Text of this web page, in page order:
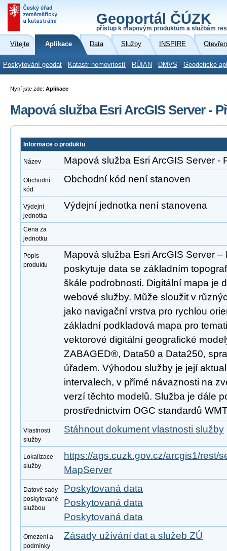
Geoportál ČÚZK
přístup k mapovým produktům a službám
Vítejte Aplikace Data Služby INSPIRE
Poskytování geodat Katastr nemovitostí RÚIAN DMVS Geodetické
Nyní jste zde: Aplikace
Mapová služba Esri ArcGIS Server -
Informace o produktu
Název Mapová služba Esri ArcGIS Server -
Obchodní
kód
Obchodní kód není stanoven
Výdejní
jednotka
Výdejní jednotka není stanovena
Cena za
jednotku
Popis
produktu
Mapová služba Esri ArcGIS Server
poskytuje data se základním
škále podrobnosti. Digitální mapa je
webové služby. Může sloužit v
jako navigační vrstva pro rychlou
základní podkladová mapa pro
vektorové digitální geografické
ZABAGED®, Data50 a Data250,
úřadem. Výhodou služby je její
intervalech, v přímé návaznosti na
verzí těchto modelů. Služba je dále
prostřednictvím OGC standardů
Vlastnosti
služby
Stáhnout dokument vlastnosti služby
Lokalizace
služby
https://ags.cuzk.gov.cz/arcgis1/rest/
MapServer
Datové sady
poskytované
službou
Poskytovaná data
Poskytovaná data
Poskytovaná data
Omezení a
podmínky
Zásady užívání dat a služeb ZÚ